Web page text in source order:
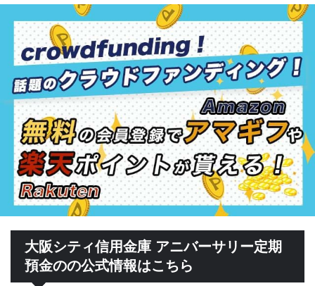
大阪シティ信用金庫 アニバーサリー定期
預金のの公式情報はこちら